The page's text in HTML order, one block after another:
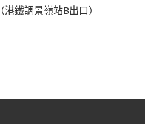
（港鐵調景嶺站B出口）